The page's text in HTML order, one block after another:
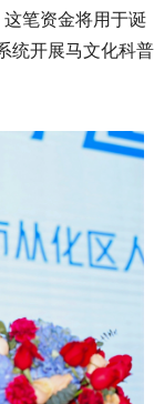
笔资金将用于诞
统开展马文化科普